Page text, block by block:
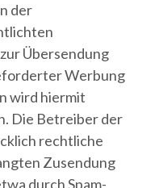
der
Übersendung
Werbung
wird hiermit
Die Betreiber der
rechtliche
Zusendung
durch Spam-